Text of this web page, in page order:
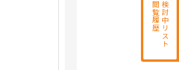
検討中リスト
閲覧履歴